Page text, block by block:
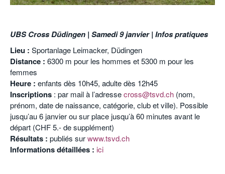
LIVRES
UBS Cross Düdingen | Samedi 9 janvier | Infos pratiques
Lieu : Sportanlage Leimacker, Düdingen
Distance : 6300 m pour les hommes et 5300 m pour les
femmes
Heure : enfants dès 10h45, adulte dès 12h45
Inscriptions : par mail à l’adressecross@tsvd.ch (nom,
prénom, date de naissance, catégorie, club et ville). Possible
jusqu’au 6 janvier ou sur place jusqu’à 60 minutes avant le
départ (CHF 5.- de supplément)
Résultats : publiés surwww.tsvd.ch
Informations détaillées : ici